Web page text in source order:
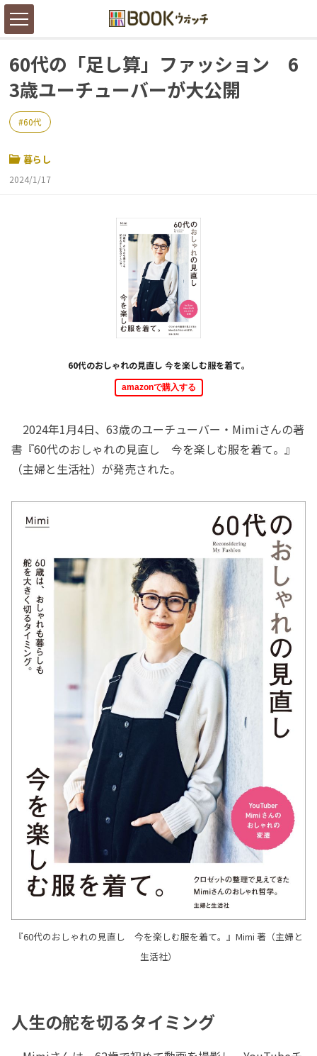
60代の「足し算」ファッション 6
3歳ユーチューバーが大公開
60代
暮らし
2024/1/17
60代のおしゃれの見直し 今を楽しむ服を着て。
amazonで購入する
2024年1月4日、63歳のユーチューバー・Mimiさんの著
書『60代のおしゃれの見直し 今を楽しむ服を着て。』
（主婦と生活社）が発売された。
『60代のおしゃれの見直し 今を楽しむ服を着て。』Mimi 著（主婦と
生活社）
人生の舵を切るタイミング